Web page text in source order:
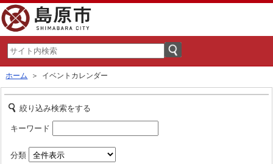
ホーム ＞ イベントカレンダー
絞り込み検索をする
キーワード
分類